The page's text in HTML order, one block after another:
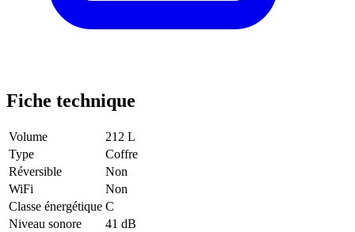
Fiche technique
Volume
212 L
Type
Coffre
Réversible
Non
WiFi
Non
Classe énergétique C
Niveau sonore
41 dB